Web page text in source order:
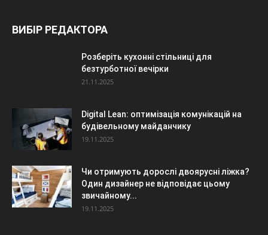
ВИБІР РЕДАКТОРА
Розберіть кухонні стільниці для
безтурботної вечірки
21.11.2025
Digital Lean: оптимізація комунікацій на
будівельному майданчику
19.11.2025
Чи отримують дорослі двоярусні ліжка?
Один дизайнер не відповідає цьому
звичайному...
19.11.2025